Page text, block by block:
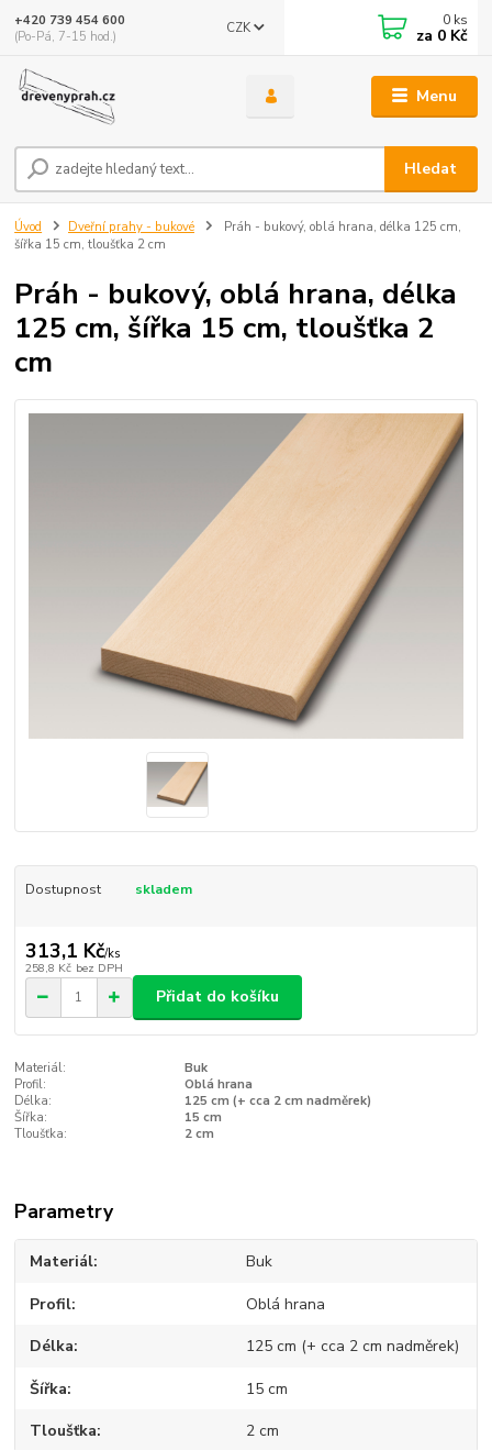
Menu
CZK
Hledat
+420 739 454 600
(Po-Pá, 7-15 hod.)
0 ks
za 0 Kč
Úvod Dveřní prahy - bukové
Práh - bukový, oblá hrana, délka 125 cm,
šířka 15 cm, tloušťka 2 cm
Práh - bukový, oblá hrana, délka
125 cm, šířka 15 cm, tloušťka 2
cm
Dostupnost skladem
313,1 Kč/ks
258,8 Kč bez DPH
Přidat do košíku
Materiál:
Buk
Profil:
Oblá hrana
Délka:
125 cm (+ cca 2 cm nadměrek)
Šířka:
15 cm
Tloušťka:
2 cm
Parametry
Materiál Buk
Profil Oblá hrana
Délka 125 cm (+ cca 2 cm nadměrek)
Šířka 15 cm
Tloušťka 2 cm